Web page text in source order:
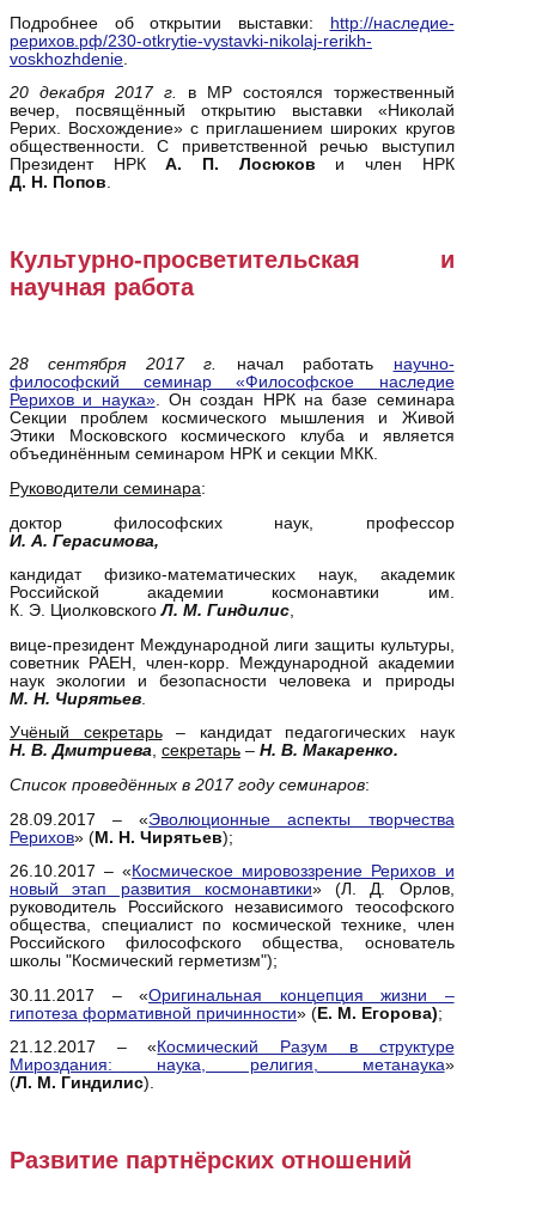
Подробнее об открытии выставки:
http://наследие-
рерихов.рф/230-otkrytie-vystavki-nikolaj-rerikh-
voskhozhdenie
20 декабря 2017 г.
в МР состоялся торжественный
вечер, посвящённый открытию выставки «Николай
Рерих. Восхождение» с приглашением широких кругов
общественности. С приветственной речью выступил
Президент НРКА. П. Лосюков и член НРК
Д. Н. Попов.
Культурно-просветительская и
научная работа
28 сентября 2017 г. начал работать научно-
философский семинар «Философское наследие
Рерихов и наука». Он создан НРК на базе семинара
Секции проблем космического мышления и Живой
Этики Московского космического клуба и является
объединённым семинаром НРК и секции МКК.
Руководители семинара:
доктор философских наук, профессор
И. А. Герасимова,
кандидат физико-математических наук, академик
Российской академии космонавтики им.
К. Э. ЦиолковскогоЛ. М. Гиндилис,
вице-президент Международной лиги защиты культуры,
советник РАЕН, член-корр. Международной академии
наук экологии и безопасности человека и природы
М. Н. Чирятьев
Учёный секретарь– кандидат педагогических наук
Н. В. Дмитриева, секретарь – Н. В. Макаренко.
Список проведённых в 2017 году семинаров:
28.09.2017 – «Эволюционные аспекты творчества
Рерихов» (М. Н. Чирятьев);
26.10.2017 – « Космическое мировоззрение Рерихов и
новый этап развития космонавтики» (Л. Д. Орлов,
руководитель Российского независимого теософского
общества, специалист по космической технике, член
Российского философского общества, основатель
школы "Космический герметизм");
30.11.2017 – «Оригинальная концепция жизни –
гипотеза формативной причинности» ( Е. М. Егорова);
21.12.2017 – « Космический Разум в структуре
Мироздания: наука, религия, метанаука»
(Л. М. Гиндилис).
Развитие партнёрских отношений